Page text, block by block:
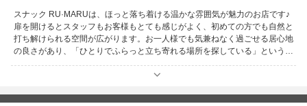
スナック RU·MARUは、ほっと落ち着ける温かな雰囲気が魅力のお店です♪
扉を開けるとスタッフもお客様もとても感じがよく、初めての方でも自然と
打ち解けられる空間が広がります。お一人様でも気兼ねなく過ごせる居心地
の良さがあり、「ひとりでふらっと立ち寄れる場所を探している」という方
にもぴったりです！ 料金はとても良心的でリーズナブル。安心して楽しめ
る価格設定も、多くの方に支持されている理由のひとつです♪ ご来店される